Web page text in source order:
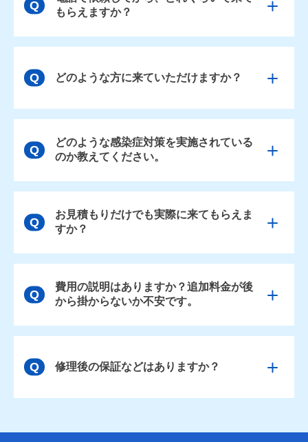
もらえますか？
どのような方に来ていただけますか？
どのような感染症対策を実施されている
のか教えてください。
お見積もりだけでも実際に来てもらえま
すか？
費用の説明はありますか？追加料金が後
から掛からないか不安です。
修理後の保証などはありますか？